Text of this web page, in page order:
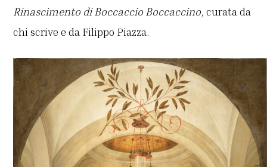
Rinascimento di Boccaccio Boccaccino, curata da
chi scrive e da Filippo Piazza.